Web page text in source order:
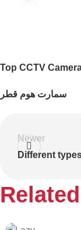
Top CCTV
سمارت هوم قطر
Newer
Different